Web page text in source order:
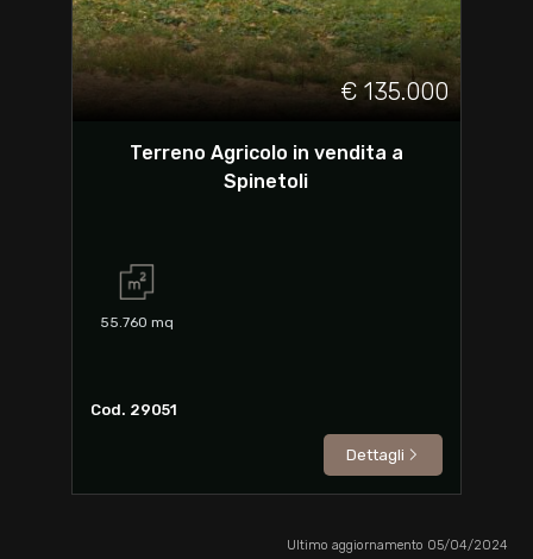
€ 135.000
Terreno Agricolo in vendita a
Spinetoli
55.760 mq
Cod. 29051
Dettagli
Ultimo aggiornamento 05/04/2024